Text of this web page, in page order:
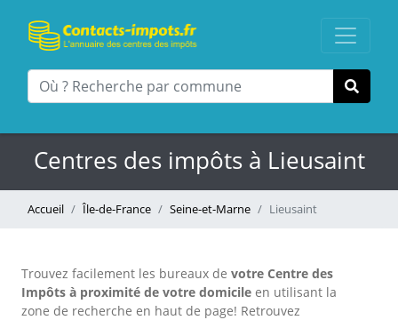
Centres des impôts à Lieusaint
Accueil Île-de-France Seine-et-Marne Lieusaint
Trouvez facilement les bureaux de votre Centre des
Impôts à proximité de votre domicile en utilisant la
zone de recherche en haut de page! Retrouvez